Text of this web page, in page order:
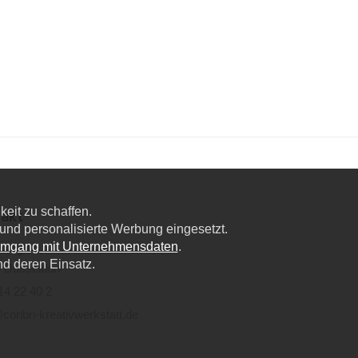
6a,
Düsseldorf
zu schaffen.
personalisierte Werbung eingesetzt.
mit Unternehmensdaten.
deren Einsatz.